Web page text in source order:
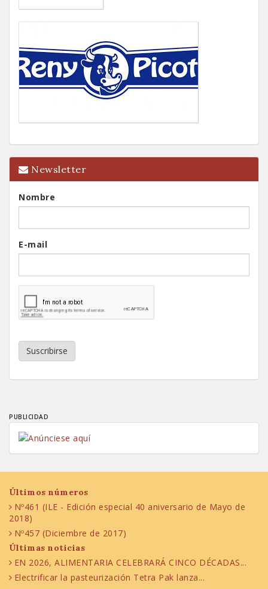
Newsletter
Nombre
E-mail
Suscribirse
PUBLICIDAD
Últimos números
Nº461 (ILE - Edición especial 40 aniversario de Mayo de
2018)
Nº457 (Diciembre de 2017)
Últimas noticias
EN 2026, ALIMENTARIA CELEBRARÁ CINCO DÉCADAS...
Electrificar la pasteurización Tetra Pak lanza...